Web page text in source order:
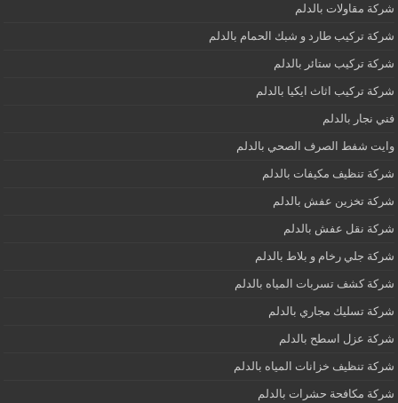
شركة مقاولات بالدلم
شركة تركيب طارد و شبك الحمام بالدلم
شركة تركيب ستائر بالدلم
شركة تركيب اثاث ايكيا بالدلم
فني نجار بالدلم
وايت شفط الصرف الصحي بالدلم
شركة تنظيف مكيفات بالدلم
شركة تخزين عفش بالدلم
شركة نقل عفش بالدلم
شركة جلي رخام و بلاط بالدلم
شركة كشف تسربات المياه بالدلم
شركة تسليك مجاري بالدلم
شركة عزل اسطح بالدلم
شركة تنظيف خزانات المياه بالدلم
شركة مكافحة حشرات بالدلم